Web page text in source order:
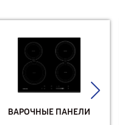
ВАРОЧНЫЕ ПАНЕЛИ